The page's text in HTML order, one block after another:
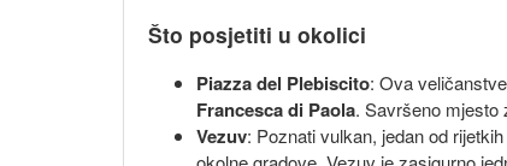
Što posjetiti u okolici
Piazza del Plebiscito: Ova
Francesca di Paola. Savršeno mjesto
Vezuv: Poznati vulkan, jedan od